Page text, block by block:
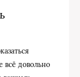
всё довольно